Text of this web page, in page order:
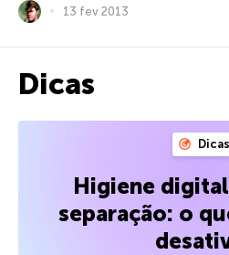
13 fev 2013
Dicas
Dicas
Higiene
separação: o